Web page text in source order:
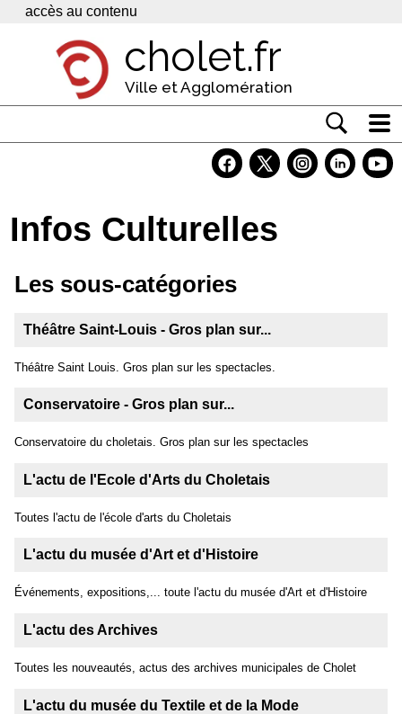
Panneau de gestion des cookies
accès au contenu
cholet.fr
Ville et Agglomération
Economie
Infos Culturelles
Les sous-catégories
Théâtre Saint-Louis - Gros plan sur...
Théâtre Saint Louis. Gros plan sur les spectacles.
Conservatoire - Gros plan sur...
Conservatoire du choletais. Gros plan sur les spectacles
L'actu de l'Ecole d'Arts du Choletais
Toutes l'actu de l'école d'arts du Choletais
L'actu du musée d'Art et d'Histoire
Événements, expositions,... toute l'actu du musée d'Art et d'Histoire
L'actu des Archives
Toutes les nouveautés, actus des archives municipales de Cholet
L'actu du musée du Textile et de la Mode